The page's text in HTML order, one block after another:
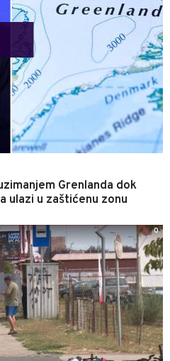
Grenlanda dok
ulazi u zaštićenu zonu
0